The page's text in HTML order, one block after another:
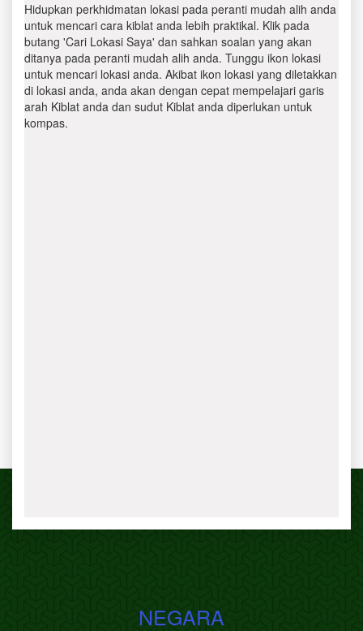
Hidupkan perkhidmatan lokasi pada peranti mudah alih anda
untuk mencari cara kiblat anda lebih praktikal. Klik pada
butang 'Cari Lokasi Saya' dan sahkan soalan yang akan
ditanya pada peranti mudah alih anda. Tunggu ikon lokasi
untuk mencari lokasi anda. Akibat ikon lokasi yang diletakkan
di lokasi anda, anda akan dengan cepat mempelajari garis
arah Kiblat anda dan sudut Kiblat anda diperlukan untuk
kompas.
NEGARA